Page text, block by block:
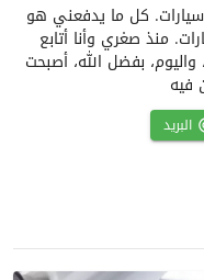
كل ما يدفعني هو
منذ صغري وأنا أتابع
بفضل الله، أصبحت
فيه
البريد